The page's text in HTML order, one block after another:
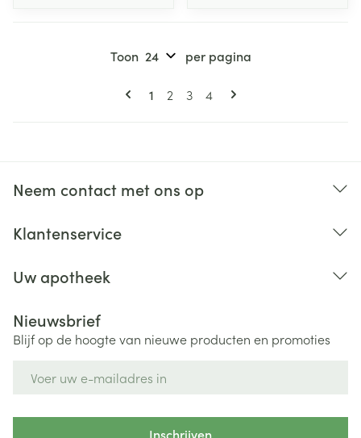
Pagina's
U lees momenteel pagina
1 Pagina
2 Pagina
3 Pagina
4
Toon per pagina
Neem contact met ons op
Klantenservice
Uw apotheek
Nieuwsbrief
Blijf op de hoogte van nieuwe producten en promoties
Inschrijven